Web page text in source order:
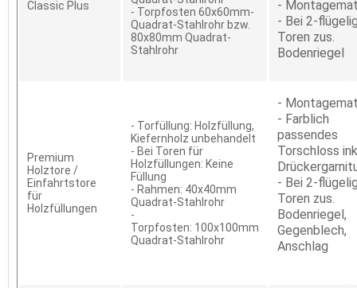
Classic Plus
- Torpfosten 60x60mm-
Quadrat-Stahlrohr bzw.
80x80mm Quadrat-
Stahlrohr
-
- Bei 2-
Toren zus.
Bodenriegel
Premium
Holztore /
Einfahrtstore
für
Holzfüllungen
- Torfüllung: Holzfüllung,
Kiefernholz unbehandelt
- Bei Toren für
Holzfüllungen: Keine
Füllung
- Rahmen: 40x40mm
Quadrat-Stahlrohr
-
Torpfosten: 100x100mm
Quadrat-Stahlrohr
-
- Farblich
passendes
Torschloss
- Bei 2-
Toren zus.
Bodenriegel,
Gegenblech,
Anschlag